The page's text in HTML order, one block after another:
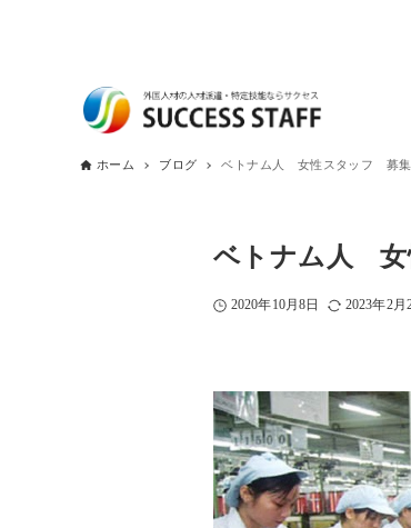
ホーム ブログ ベトナム人 女性スタッフ 募集
ベトナム人
2020年10月8日 2023年2月